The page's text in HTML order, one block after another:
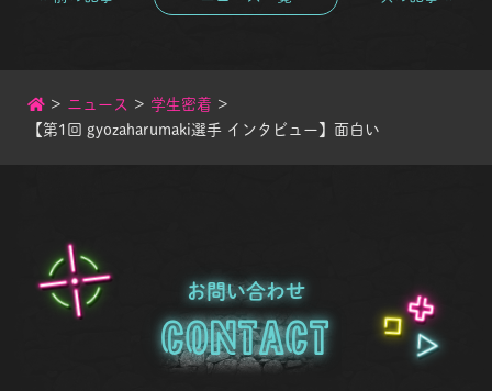
> ニュース > 学生密着 >
【第1回 gyozaharumaki選手 インタビュー】面白い
お問い合わせ
Contact